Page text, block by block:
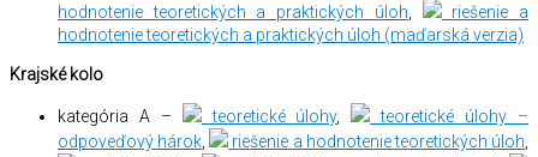
hodnotenie teoretických a praktických úloh
riešenie a
hodnotenie teoretických a praktických úloh (maďarská verzia)
Krajské kolo
kategória A – teoretické úlohy,
teoretické úlohy –
odpoveďový hárok
riešenie a hodnotenie teoretických úloh